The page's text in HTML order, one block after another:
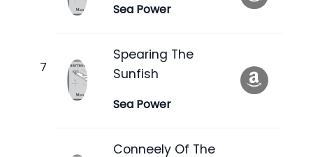
Sea Power
Spearing The
Sunfish
Sea Power
Conneely Of The